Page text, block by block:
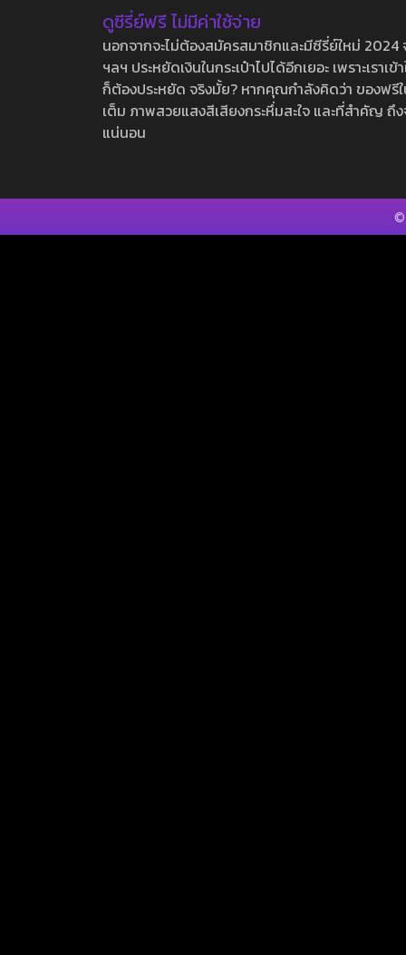
ดูซีรี่ย์ฟรี ไม่มีค่าใช้จ่าย
นอกจากจะไม่ต้องสมัครสมาชิกและมีซีรี่ย์ใหม่
ฯลฯ ประหยัดเงินในกระเป๋าไปได้อีกเยอะ เพราะเร
ก็ต้องประหยัด จริงมั้ย? หากคุณกำลังคิดว่า ของฟ
เต็ม ภาพสวยแสงสีเสียงกระหึ่มสะใจ และที่สำคัญ
แน่นอน
©